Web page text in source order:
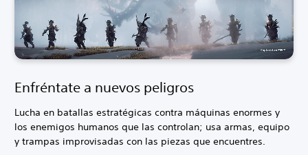
Enfréntate a nuevos peligros
Lucha en batallas estratégicas contra máquinas enormes y
los enemigos humanos que las controlan; usa armas, equipo
y trampas improvisadas con las piezas que encuentres.